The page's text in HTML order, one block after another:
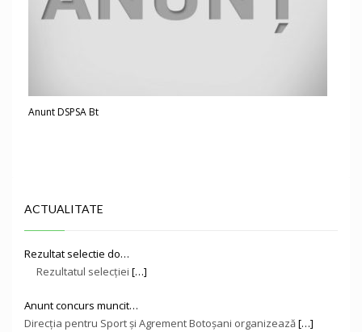
Anunt DSPSA Bt
ACTUALITATE
Rezultat selectie do…
Rezultatul selecției […]
Anunt concurs muncit…
Direcţia pentru Sport și Agrement Botoşani organizează[…]